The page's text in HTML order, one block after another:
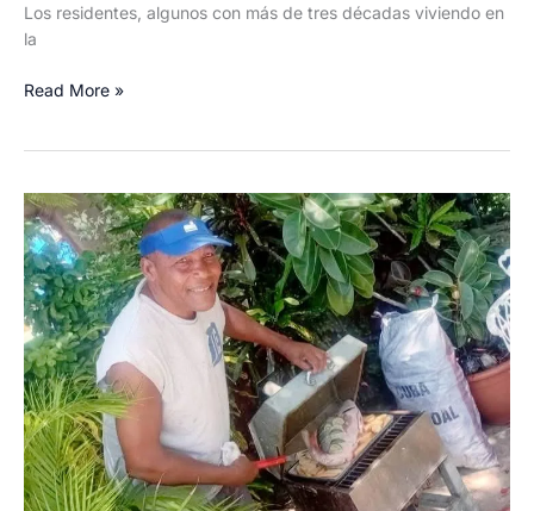
Los residentes, algunos con más de tres décadas viviendo en
la
Inundaciones
por
desbordamiento
de
una
cañada
en
el
Reparto
Nuevo
Sosa
Read More »